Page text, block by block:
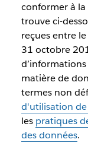
conformer à
trouve ci-
reçues entre
31 octobre
matière de
termes non
d'utilisation de
les pratiques
des données.